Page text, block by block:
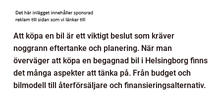
Att köpa en bil är ett viktigt beslut som kräver
noggrann eftertanke och planering. När man
överväger att köpa en begagnad bil i Helsingborg finns
det många aspekter att tänka på. Från budget och
bilmodell till återförsäljare och finansieringsalternativ.